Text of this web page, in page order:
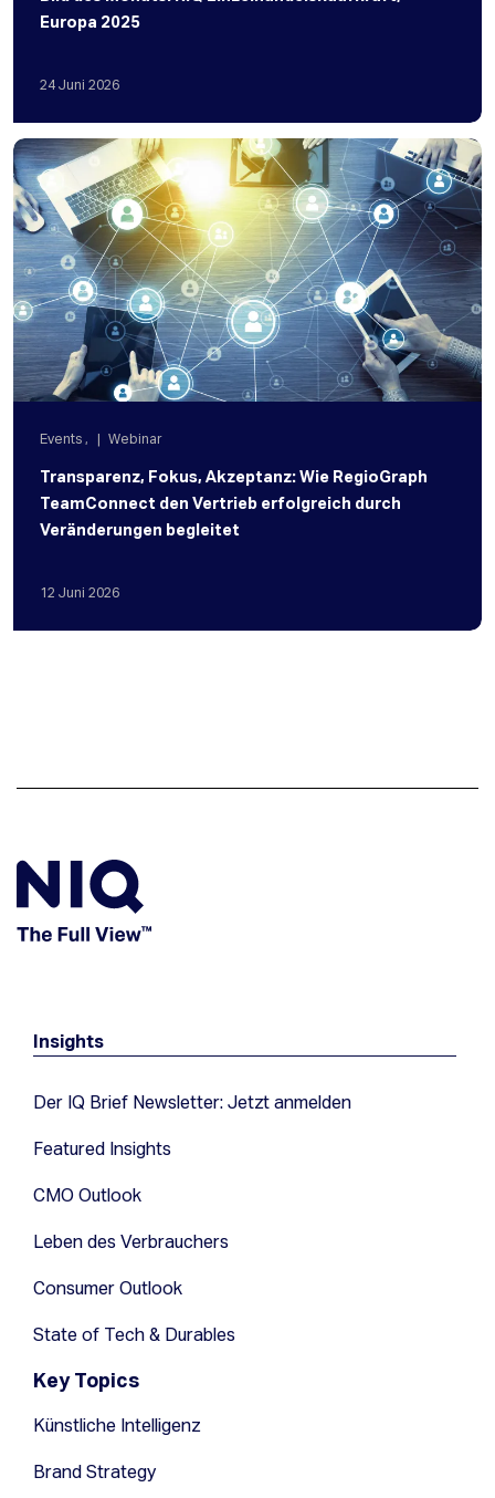
Europa 2025
24 Juni 2026
Events , Webinar
Transparenz, Fokus, Akzeptanz: Wie RegioGraph
TeamConnect den Vertrieb erfolgreich durch
Veränderungen begleitet
12 Juni 2026
Insights
Der IQ Brief Newsletter: Jetzt anmelden
Featured Insights
CMO Outlook
Leben des Verbrauchers
Consumer Outlook
State of Tech & Durables
Key Topics
Künstliche Intelligenz
Brand Strategy